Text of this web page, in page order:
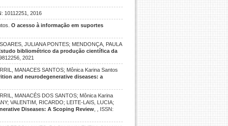
10112251, 2016
O acesso à informação em suportes
JULIANA PONTES; MENDONÇA, PAULA
bibliométrico da produção científica da
2021
MANACES SANTOS; Mônica Karina Santos
and neurodegenerative diseases: a
MANACÉS DOS SANTOS; Mônica Karina
VALENTIM, RICARDO; LEITE-LAIS, LUCIA;
Diseases: A Scoping Review , , ISSN: